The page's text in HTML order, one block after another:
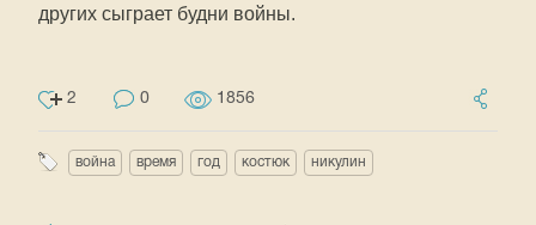
других сыграет будни войны.
2 0 1856
война время год костюк никулин